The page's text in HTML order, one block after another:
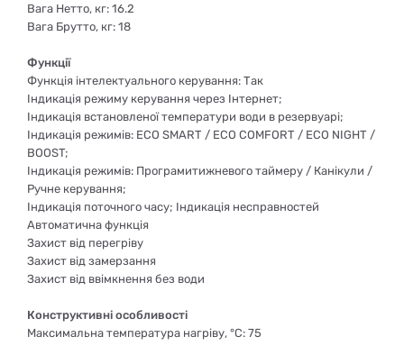
Вага Нетто, кг: 16.2
Вага Брутто, кг: 18
Функції
Функція інтелектуального керування: Так
Індикація режиму керування через Інтернет;
Індикація встановленої температури води в резервуарі;
Індикація режимів: ECO SMART / ECO COMFORT / ECO NIGHT /
BOOST;
Індикація режимів: Програмитижневого таймеру / Канікули /
Ручне керування;
Індикація поточного часу; Індикація несправностей
Автоматична функція
Захист від перегріву
Захист від замерзання
Захист від ввімкнення без води
Конструктивні особливості
Максимальна температура нагріву, °С: 75